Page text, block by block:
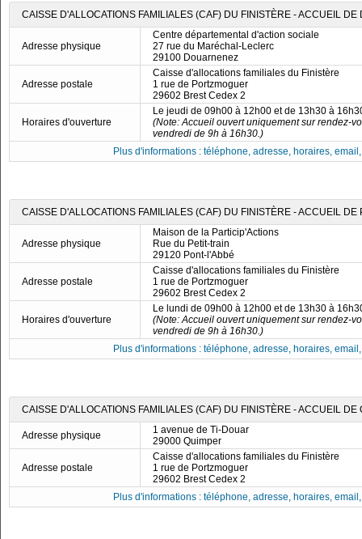
CAISSE D'ALLOCATIONS FAMILIALES (CAF) DU FINISTÈRE - ACCUEIL DE
Adresse physique
Centre départemental d'action sociale
27 rue du Maréchal-Leclerc
29100 Douarnenez
Adresse postale
Caisse d'allocations familiales du Finistère
1 rue de Portzmoguer
29602 Brest Cedex 2
Horaires d'ouverture
Le jeudi de 09h00 à 12h00 et de 13h30 à
(Note: Accueil ouvert uniquement sur rendez-
vendredi de 9h à 16h30.)
Plus d'informations : téléphone, adresse, horaires,
CAISSE D'ALLOCATIONS FAMILIALES (CAF) DU FINISTÈRE - ACCUEIL DE
Adresse physique
Maison de la Particip'Actions
Rue du Petit-train
29120 Pont-l'Abbé
Adresse postale
Caisse d'allocations familiales du Finistère
1 rue de Portzmoguer
29602 Brest Cedex 2
Horaires d'ouverture
Le lundi de 09h00 à 12h00 et de 13h30 à
(Note: Accueil ouvert uniquement sur rendez-
vendredi de 9h à 16h30.)
Plus d'informations : téléphone, adresse, horaires,
CAISSE D'ALLOCATIONS FAMILIALES (CAF) DU FINISTÈRE - ACCUEIL DE
Adresse physique
1 avenue de Ti-Douar
29000 Quimper
Adresse postale
Caisse d'allocations familiales du Finistère
1 rue de Portzmoguer
29602 Brest Cedex 2
Plus d'informations : téléphone, adresse, horaires,